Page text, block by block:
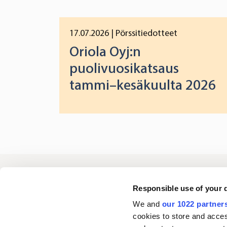
Responsible use of your
We and our 1022
cookies to store and
17.07.2026 | Pörssitiedotteet
Oriola Oyj:n
puolivuosikatsaus
tammi–kesäkuulta 2026